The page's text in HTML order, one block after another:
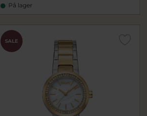
På lager
SALE